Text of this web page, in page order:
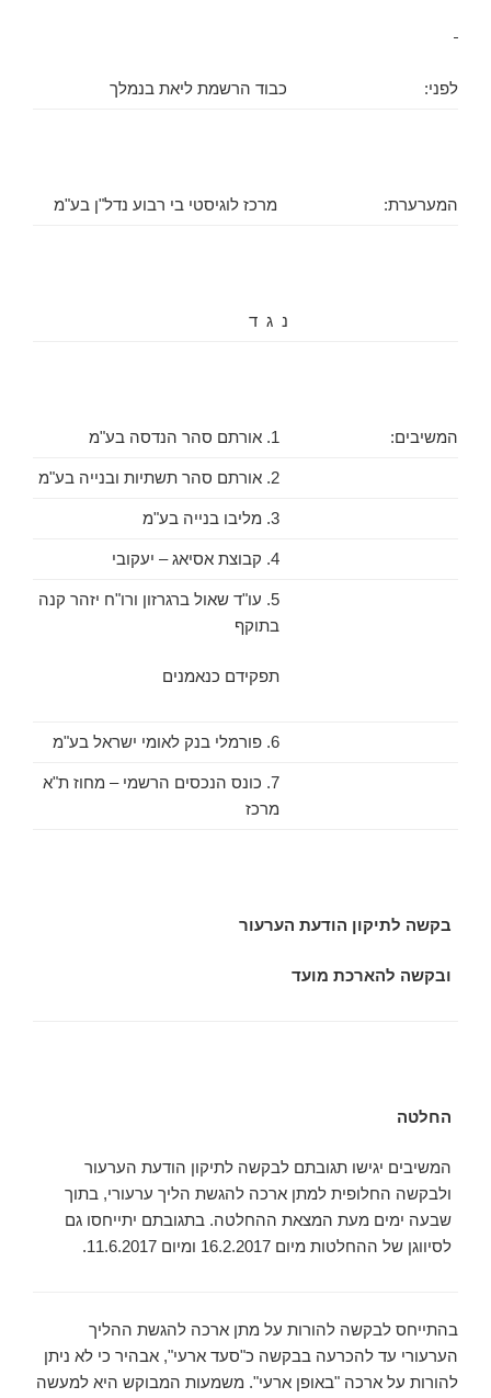
לפני: כבוד הרשמת ליאת בנמלך
המערערת: מרכז לוגיסטי בי רבוע נדל"ן בע"מ
נ ג ד
המשיבים: 1. אורתם סהר הנדסה בע"מ
2. אורתם סהר תשתיות ובנייה בע"מ
3. מליבו בנייה בע"מ
4. קבוצת אסיאג – יעקובי
5. עו"ד שאול ברגרזון ורו"ח יזהר קנה
בתוקף
תפקידם כנאמנים
6. פורמלי בנק לאומי ישראל בע"מ
7. כונס הנכסים הרשמי – מחוז ת"א
מרכז
בקשה לתיקון הודעת הערעור
ובקשה להארכת מועד
החלטה
המשיבים יגישו תגובתם לבקשה לתיקון הודעת הערעור
ולבקשה החלופית למתן ארכה להגשת הליך ערעורי, בתוך
שבעה ימים מעת המצאת ההחלטה. בתגובתם יתייחסו גם
לסיווגן של ההחלטות מיום 16.2.2017 ומיום 11.6.2017.
בהתייחס לבקשה להורות על מתן ארכה להגשת ההליך
הערעורי עד להכרעה בבקשה כ"סעד ארעי", אבהיר כי לא ניתן
להורות על ארכה "באופן ארעי". משמעות המבוקש היא למעשה